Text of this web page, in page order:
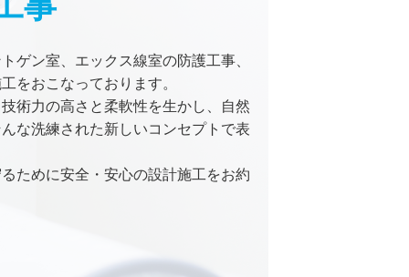
ゲン室、エックス線室の防護工事、
をおこなっております。
術力の高さと柔軟性を生かし、自然
な洗練された新しいコンセプトで表
ために安全・安心の設計施工をお約